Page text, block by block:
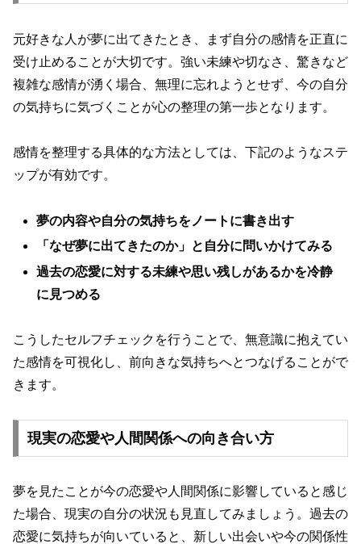
元好きな人が夢に出てきたとき、まず自分の感情を正直に
受け止めることが大切です。強い未練や切なさ、驚きなど
複雑な感情が湧く場合、無理に忘れようとせず、今の自分
の気持ちに気づくことが心の整理の第一歩となります。
感情を整理する具体的な方法としては、下記のようなステ
ップが有効です。
夢の内容や自分の気持ちをノートに書き出す
「なぜ夢に出てきたのか」と自分に問いかけてみる
過去の恋愛に対する未練や思い残しがあるかを冷静
に見つめる
こうしたセルフチェックを行うことで、無意識に抱えてい
た感情を可視化し、前向きな気持ちへとつなげることがで
きます。
現実の恋愛や人間関係への向き合い方
夢を見たことが今の恋愛や人間関係に影響していると感じ
た場合、現実の自分の状況も見直してみましょう。過去の
恋愛に気持ちが向いていると、新しい出会いや今の関係性